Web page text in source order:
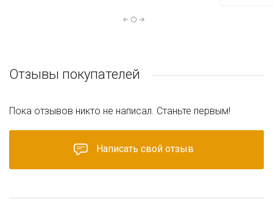
Отзывы покупателей
Написать свой отзыв
Пока отзывов никто не написал. Станьте первым!